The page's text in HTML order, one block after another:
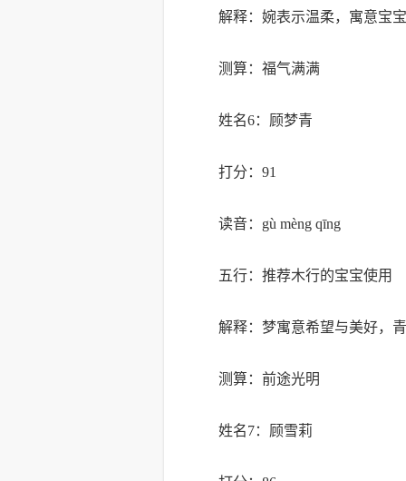
解释：婉表示温柔，寓意宝
测算：福气满满
姓名6：顾梦青
打分：91
读音：gù mèng qīng
五行：推荐木行的宝宝使用
解释：梦寓意希望与美好，
测算：前途光明
姓名7：顾雪莉